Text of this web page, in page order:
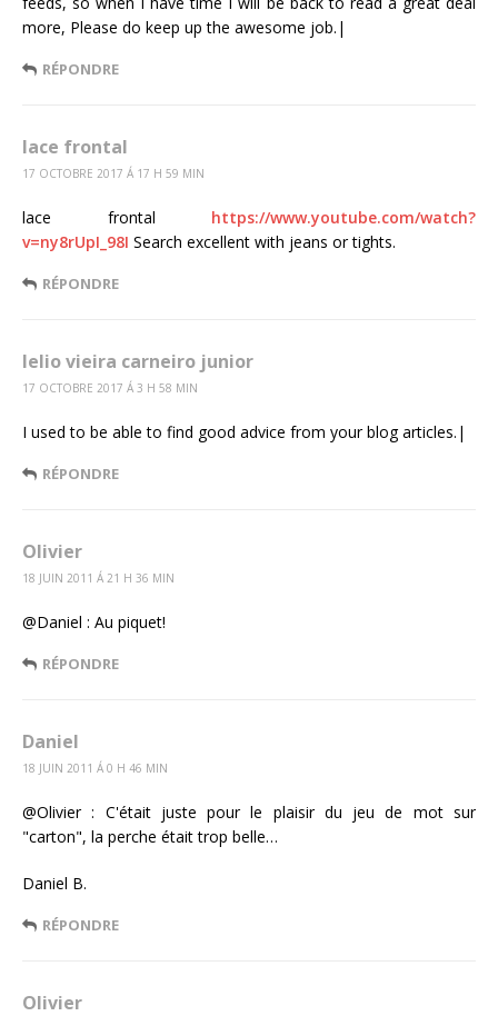
more, Please do keep up the awesome job.|
RÉPONDRE
lace frontal
17 OCTOBRE 2017 Á 17 H 59 MIN
lace frontal https://www.youtube.com/watch?
v=ny8rUpI_98I Search excellent with jeans or tights.
RÉPONDRE
lelio vieira carneiro junior
17 OCTOBRE 2017 Á 3 H 58 MIN
I used to be able to find good advice from your blog articles.|
RÉPONDRE
Olivier
18 JUIN 2011 Á 21 H 36 MIN
@Daniel : Au piquet!
RÉPONDRE
Daniel
18 JUIN 2011 Á 0 H 46 MIN
@Olivier : C'était juste pour le plaisir du jeu de mot sur
"carton", la perche était trop belle…
Daniel B.
RÉPONDRE
Olivier